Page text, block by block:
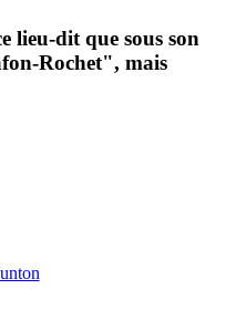
lieu-dit que sous son
Rochet", mais